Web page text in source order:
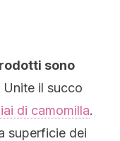
sono
Unite il succo
di camomilla.
superficie dei